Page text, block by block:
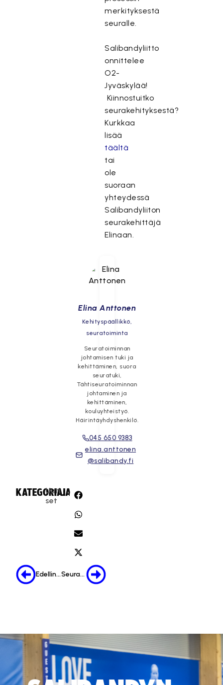
merkityksestä
seuralle.
Salibandyliitto
onnittelee
O2-
Jyväskylää!
Kiinnostuitko
seurakehityksestä?
Kurkkaa
lisää
täältä
tai
ole
suoraan
yhteydessä
Salibandyliiton
seurakehittäjä
Elinaan.
Elina Anttonen
Kehityspäällikkö,
seuratoiminta
Seuratoiminnan
johtamisen tuki ja
kehittäminen, suora
seuratuki,
Tähtiseuratoiminnan
johtaminen ja
kehittäminen,
kouluyhteistyö.
Häirintäyhdyshenkilö.
045 650 9383
elina.anttonen
@salibandy.fi
KATEGORIA:
Uuti
set
JAA:
Edellinen Seuraava